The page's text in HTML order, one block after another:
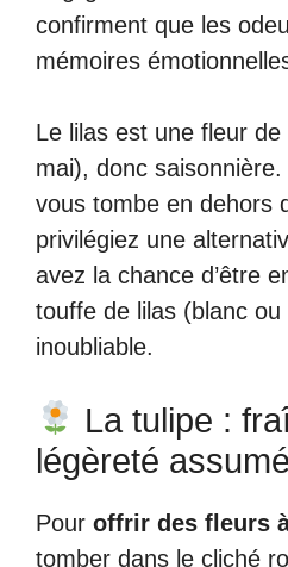
confirment que les
mémoires
Le lilas est une fleur
mai), donc
vous tombe en dehors
privilégiez une
avez la chance d’être
touffe de lilas (blanc
inoubliable.
La tulipe :
légèreté
Pour offrir des fleurs
tomber dans le cliché